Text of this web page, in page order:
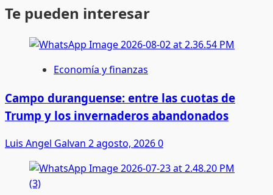
Te pueden interesar
Economía y finanzas
Campo duranguense: entre las cuotas de
Trump y los invernaderos abandonados
Luis Angel Galvan 2 agosto, 20260